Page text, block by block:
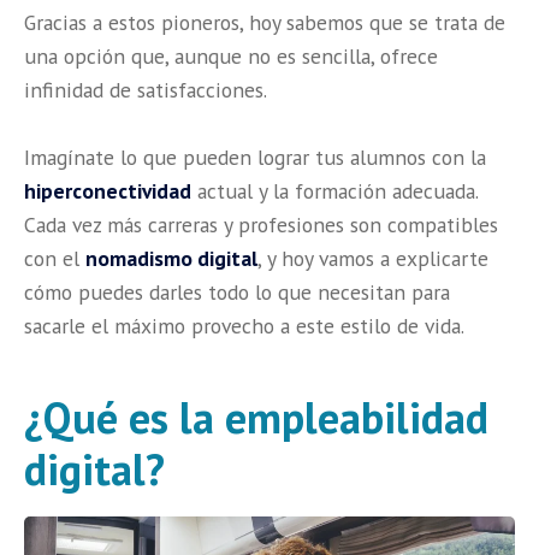
Gracias a estos pioneros, hoy sabemos que se trata de
una opción que, aunque no es sencilla, ofrece
infinidad de satisfacciones.
Imagínate lo que pueden lograr tus alumnos con la
hiperconectividad actual y la formación adecuada.
Cada vez más carreras y profesiones son compatibles
con el nomadismo digital, y hoy vamos a explicarte
cómo puedes darles todo lo que necesitan para
sacarle el máximo provecho a este estilo de vida.
¿Qué es la empleabilidad
digital?